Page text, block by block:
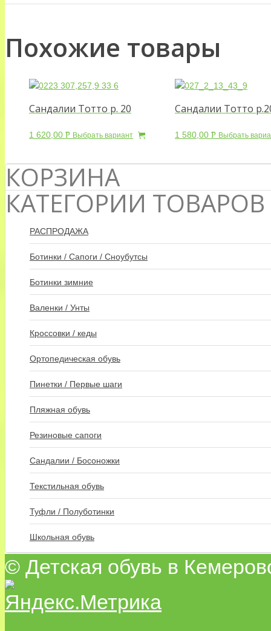
Похожие товары
Сандалии Тотто р. 20
1 620,00 Р Выбрать вариант
Сандалии Тотто
1 580,00 Р Выбрать
КОРЗИНА
КАТЕГОРИИ ТОВАРОВ
РАСПРОДАЖА
Ботинки / Сапоги / Сноубутсы
Ботинки зимние
Валенки / Унты
Кроссовки / кеды
Ортопедическая обувь
Пинетки / Первые шаги
Пляжная обувь
Резиновые сапоги
Сандалии / Босоножки
Текстильная обувь
Туфли / Полуботинки
Школьная обувь
© Детская обувь в